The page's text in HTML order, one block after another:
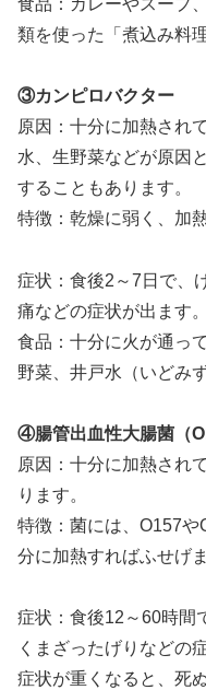
類を使った「煮込み料理
③カンピロバクター
原因：十分に加熱され
水、生野菜などが原因
することもあります。
特徴：乾燥に弱く、加
症状：食後2～7日で、
痛などの症状が出ます。
食品：十分に火が通っ
野菜、井戸水（いどみ
④腸管出血性大腸菌（
原因：十分に加熱され
ります。
特徴：菌には、O157や
分に加熱すればふせげま
症状：食後12～60時間
くまざったげりなどの
症状が重くなると、死